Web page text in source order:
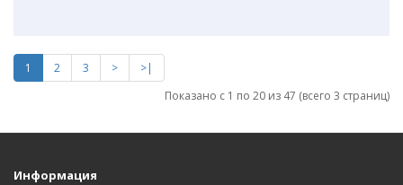
1 2 3 >
>|
Показано с 1 по 20 из 47 (всего 3 страниц)
Информация